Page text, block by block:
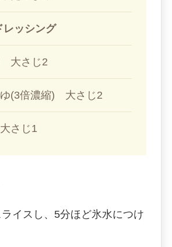
レッシング
大さじ2
(3倍濃縮) 大さじ2
さじ1
イスし、5分ほど氷水につけ